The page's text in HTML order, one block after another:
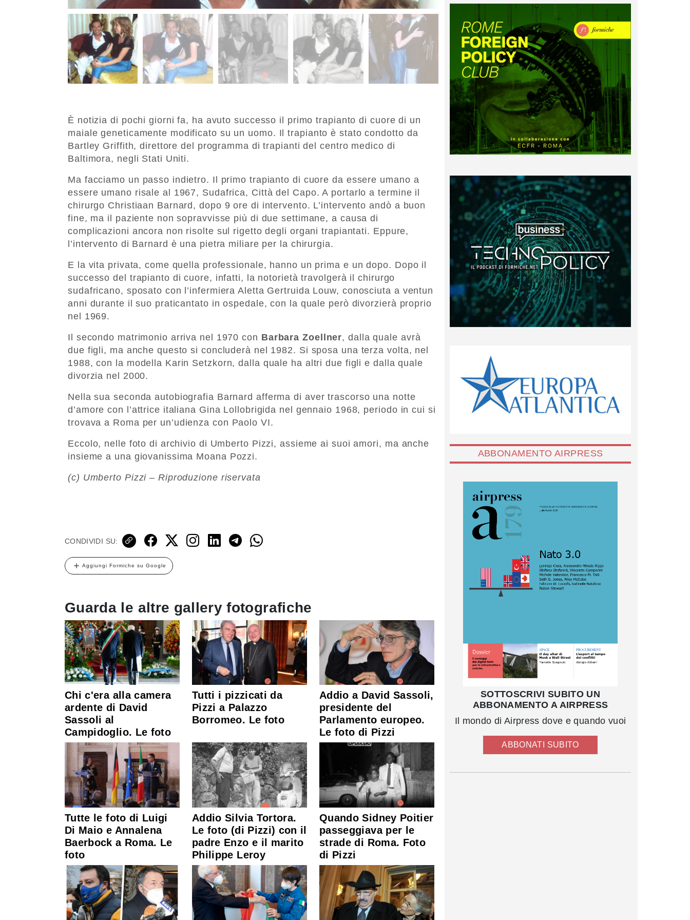
È notizia di pochi giorni fa, ha avuto successo il primo trapianto di cuore di un
maiale geneticamente modificato su un uomo. Il trapianto è stato condotto da
Bartley Griffith, direttore del programma di trapianti del centro medico di
Baltimora, negli Stati Uniti.
Ma facciamo un passo indietro. Il primo trapianto di cuore da essere umano a
essere umano risale al 1967, Sudafrica, Città del Capo. A portarlo a termine il
chirurgo Christiaan Barnard, dopo 9 ore di intervento. L’intervento andò a buon
fine, ma il paziente non sopravvisse più di due settimane, a causa di
complicazioni ancora non risolte sul rigetto degli organi trapiantati. Eppure,
l’intervento di Barnard è una pietra miliare per la chirurgia.
E la vita privata, come quella professionale, hanno un prima e un dopo. Dopo il
successo del trapianto di cuore, infatti, la notorietà travolgerà il chirurgo
sudafricano, sposato con l’infermiera Aletta Gertruida Louw, conosciuta a ventun
anni durante il suo praticantato in ospedale, con la quale però divorzierà proprio
nel 1969.
Il secondo matrimonio arriva nel 1970 con Barbara Zoellner, dalla quale avrà
due figli, ma anche questo si concluderà nel 1982. Si sposa una terza volta, nel
1988, con la modella Karin Setzkorn, dalla quale ha altri due figli e dalla quale
divorzia nel 2000.
Nella sua seconda autobiografia Barnard afferma di aver trascorso una notte
d’amore con l’attrice italiana Gina Lollobrigida nel gennaio 1968, periodo in cui si
trovava a Roma per un’udienza con Paolo VI.
Eccolo, nelle foto di archivio di Umberto Pizzi, assieme ai suoi amori, ma anche
insieme a una giovanissima Moana Pozzi.
(c) Umberto Pizzi – Riproduzione riservata
CONDIVIDI SU:
Aggiungi Formiche su Google
Guarda le altre gallery fotografiche
Chi c'era alla camera
ardente di David
Sassoli al
Campidoglio. Le foto
Tutti i pizzicati da
Pizzi a Palazzo
Borromeo. Le foto
Addio a David Sassoli,
presidente del
Parlamento europeo.
Le foto di Pizzi
Tutte le foto di Luigi
Di Maio e Annalena
Baerbock a Roma. Le
foto
Addio Silvia Tortora.
Le foto (di Pizzi) con il
padre Enzo e il marito
Philippe Leroy
Quando Sidney Poitier
passeggiava per le
strade di Roma. Foto
di Pizzi
ABBONAMENTO AIRPRESS
SOTTOSCRIVI SUBITO UN
ABBONAMENTO A AIRPRESS
Il mondo di Airpress dove e quando vuoi
ABBONATI SUBITO